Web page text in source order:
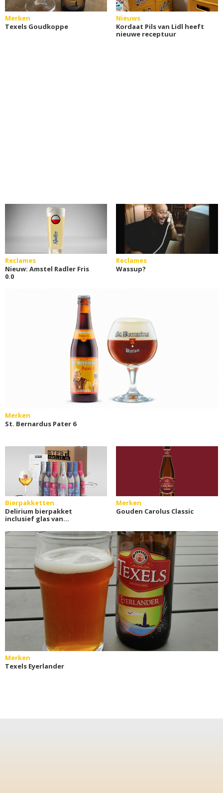
Merken
Texels Goudkoppe
Nieuws
Kordaat Pils van Lidl heeft
nieuwe receptuur
Reclames
Nieuw: Amstel Radler Fris
0.0
Reclames
Wassup?
Merken
St. Bernardus Pater 6
Bierpakketten
Delirium bierpakket
inclusief glas van
Merken
Gouden Carolus Classic
Merken
Texels Eyerlander